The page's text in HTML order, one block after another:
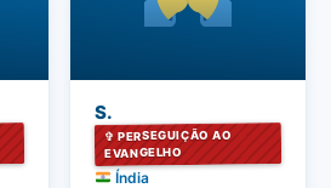
S.
✞ PERSEGUIÇÃO AO
EVANGELHO
Índia